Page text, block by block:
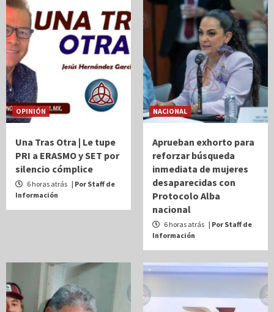
OPINIÓN
Una Tras Otra | Le tupe
PRI a ERASMO y SET por
silencio cómplice
6 horas atrás | Por Staff de
Información
NACIONAL
Aprueban exhorto para
reforzar búsqueda
inmediata de mujeres
desaparecidas con
Protocolo Alba
nacional
6 horas atrás | Por Staff de
Información